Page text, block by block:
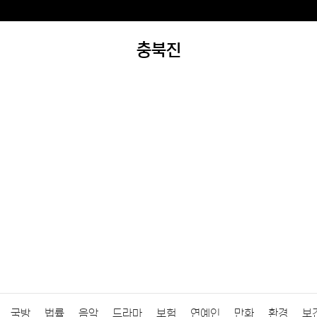
충북진
국방 법률 음악 드라마 보험 연예인 만화 환경 보